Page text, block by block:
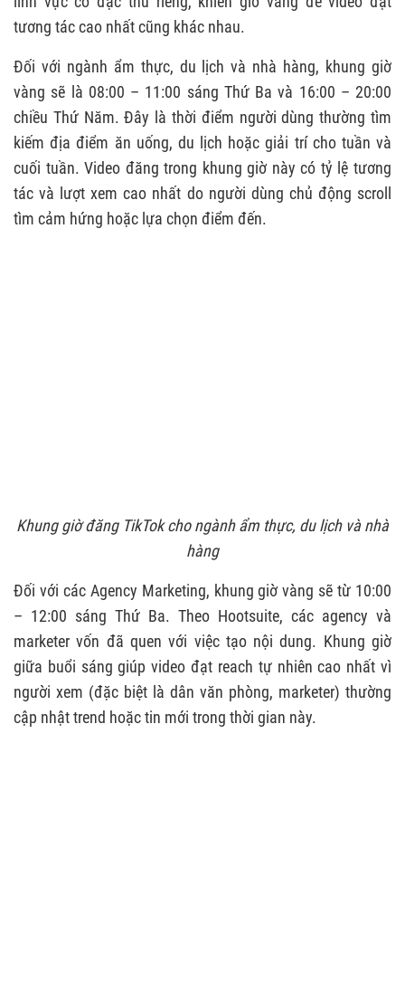
tương tác cao nhất cũng khác nhau.
Đối với ngành ẩm thực, du lịch và nhà hàng, khung giờ
vàng sẽ là 08:00 – 11:00 sáng Thứ Ba và 16:00 – 20:00
chiều Thứ Năm. Đây là thời điểm người dùng thường tìm
kiếm địa điểm ăn uống, du lịch hoặc giải trí cho tuần và
cuối tuần. Video đăng trong khung giờ này có tỷ lệ tương
tác và lượt xem cao nhất do người dùng chủ động scroll
tìm cảm hứng hoặc lựa chọn điểm đến.
Khung giờ đăng TikTok cho ngành ẩm thực, du lịch và nhà
hàng
Đối với các Agency Marketing, khung giờ vàng sẽ từ 10:00
– 12:00 sáng Thứ Ba. Theo Hootsuite, các agency và
marketer vốn đã quen với việc tạo nội dung. Khung giờ
giữa buổi sáng giúp video đạt reach tự nhiên cao nhất vì
người xem (đặc biệt là dân văn phòng, marketer) thường
cập nhật trend hoặc tin mới trong thời gian này.